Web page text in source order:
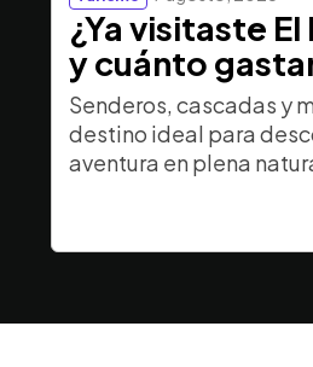
¿Ya visitaste
y cuánto
Senderos, cascadas y
destino ideal para
aventura en plena